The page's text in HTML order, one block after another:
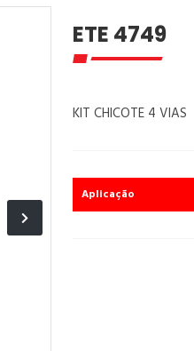
ETE 4749
KIT CHICOTE 4 VIAS
Aplicação